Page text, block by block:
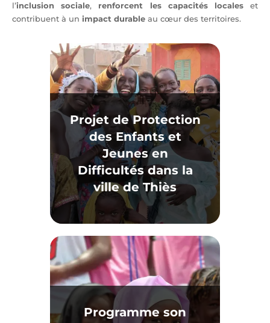
l’inclusion sociale, renforcent les capacités localeset
contribuent à un impact durable au cœur des territoires.
Projet de Protection
des Enfants et
Jeunes en
Difficultés dans la
ville de Thiès
Programme son